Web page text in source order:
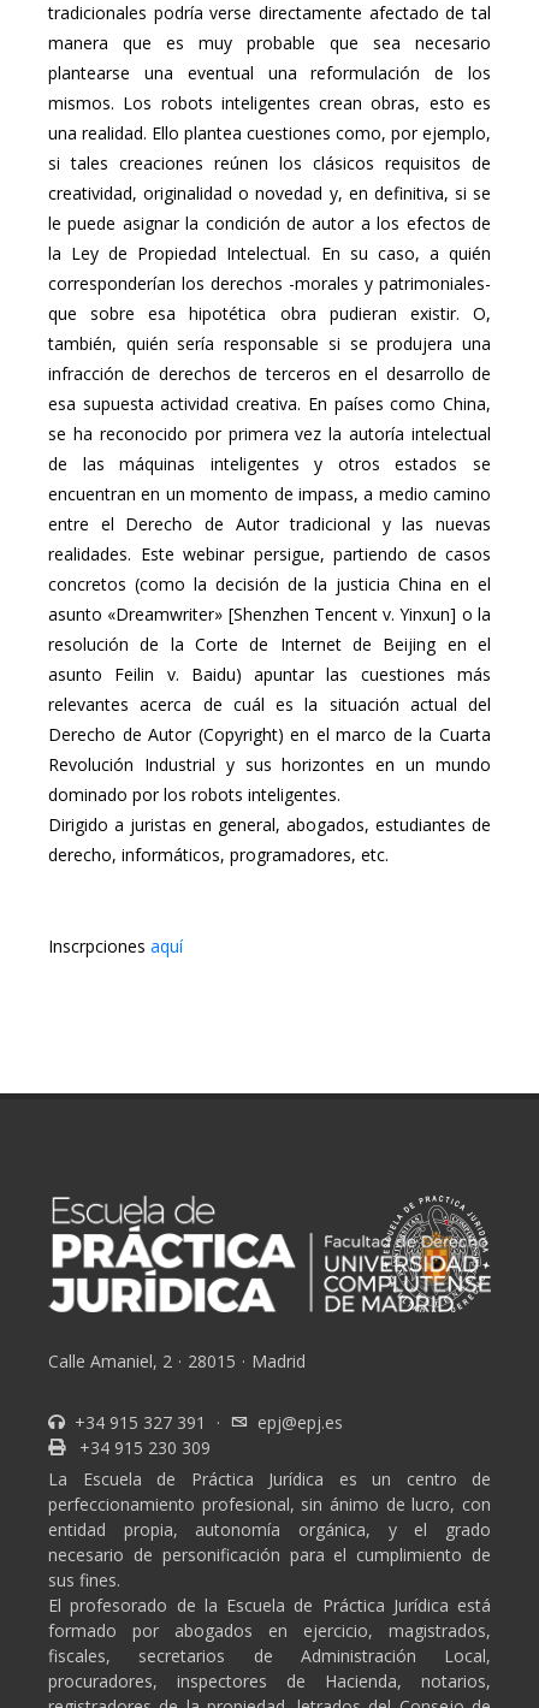
tradicionales podría verse directamente afectado de tal
manera que es muy probable que sea necesario
plantearse una eventual una reformulación de los
mismos. Los robots inteligentes crean obras, esto es
una realidad. Ello plantea cuestiones como, por ejemplo,
si tales creaciones reúnen los clásicos requisitos de
creatividad, originalidad o novedad y, en definitiva, si se
le puede asignar la condición de autor a los efectos de
la Ley de Propiedad Intelectual. En su caso, a quién
corresponderían los derechos -morales y patrimoniales-
que sobre esa hipotética obra pudieran existir. O,
también, quién sería responsable si se produjera una
infracción de derechos de terceros en el desarrollo de
esa supuesta actividad creativa. En países como China,
se ha reconocido por primera vez la autoría intelectual
de las máquinas inteligentes y otros estados se
encuentran en un momento de impass, a medio camino
entre el Derecho de Autor tradicional y las nuevas
realidades. Este webinar persigue, partiendo de casos
concretos (como la decisión de la justicia China en el
asunto «Dreamwriter» [Shenzhen Tencent v. Yinxun] o la
resolución de la Corte de Internet de Beijing en el
asunto Feilin v. Baidu) apuntar las cuestiones más
relevantes acerca de cuál es la situación actual del
Derecho de Autor (Copyright) en el marco de la Cuarta
Revolución Industrial y sus horizontes en un mundo
dominado por los robots inteligentes.
Dirigido a juristas en general, abogados, estudiantes de
derecho, informáticos, programadores, etc.
Inscrpciones aquí
Calle Amaniel, 2 · 28015 · Madrid
+34 915 327 391 ·
epj@epj.es
+34 915 230 309
La Escuela de Práctica Jurídica es un centro de
perfeccionamiento profesional, sin ánimo de lucro, con
entidad propia, autonomía orgánica, y el grado
necesario de personificación para el cumplimiento de
sus fines.
El profesorado de la Escuela de Práctica Jurídica está
formado por abogados en ejercicio, magistrados,
fiscales, secretarios de Administración Local,
procuradores, inspectores de Hacienda, notarios,